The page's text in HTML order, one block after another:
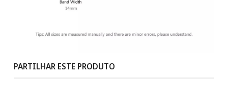
PARTILHAR ESTE PRODUTO